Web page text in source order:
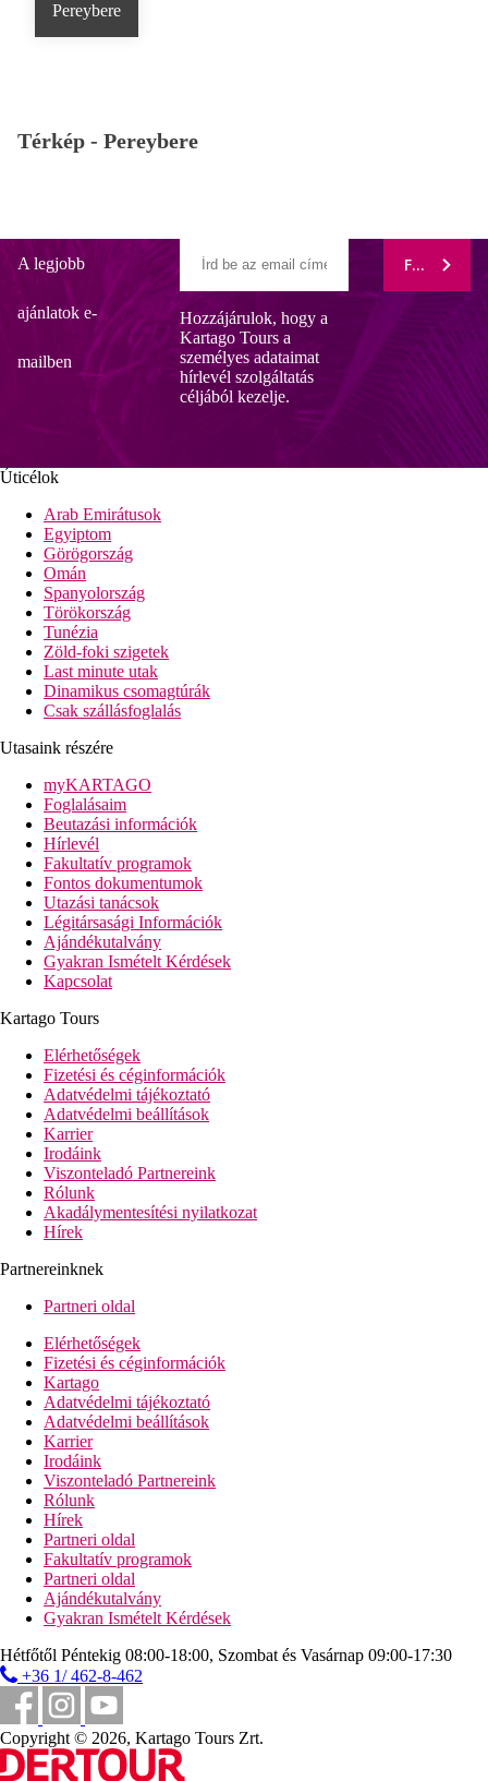
Pereybere
Térkép - Pereybere
A legjobb
ajánlatok e-
mailben
Hozzájárulok, hogy a
Kartago Tours a
személyes adataimat
hírlevél szolgáltatás
céljából kezelje.
Úticélok
Arab Emirátusok
Egyiptom
Görögország
Omán
Spanyolország
Törökország
Tunézia
Zöld-foki szigetek
Last minute utak
Dinamikus csomagtúrák
Csak szállásfoglalás
Utasaink részére
myKARTAGO
Foglalásaim
Beutazási információk
Hírlevél
Fakultatív programok
Fontos dokumentumok
Utazási tanácsok
Légitársasági Információk
Ajándékutalvány
Gyakran Ismételt Kérdések
Kapcsolat
Kartago Tours
Elérhetőségek
Fizetési és céginformációk
Adatvédelmi tájékoztató
Adatvédelmi beállítások
Karrier
Irodáink
Viszonteladó Partnereink
Rólunk
Akadálymentesítési nyilatkozat
Hírek
Partnereinknek
Partneri oldal
Elérhetőségek
Fizetési és céginformációk
Kartago
Adatvédelmi tájékoztató
Adatvédelmi beállítások
Karrier
Irodáink
Viszonteladó Partnereink
Rólunk
Hírek
Partneri oldal
Fakultatív programok
Partneri oldal
Ajándékutalvány
Gyakran Ismételt Kérdések
Hétfőtől Péntekig 08:00-18:00, Szombat és Vasárnap 09:00-17:30
+36 1/ 462-8-462
Copyright © 2026, Kartago Tours Zrt.